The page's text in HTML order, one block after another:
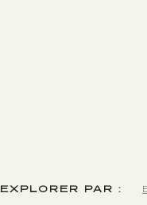
EXPLORER PAR :